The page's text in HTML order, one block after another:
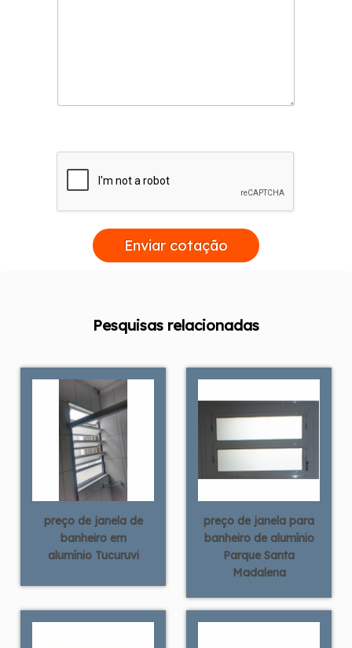
Enviar cotação
Pesquisas relacionadas
preço de janela de
banheiro em
alumínio Tucuruvi
preço de janela para
banheiro de alumínio
Parque Santa
Madalena